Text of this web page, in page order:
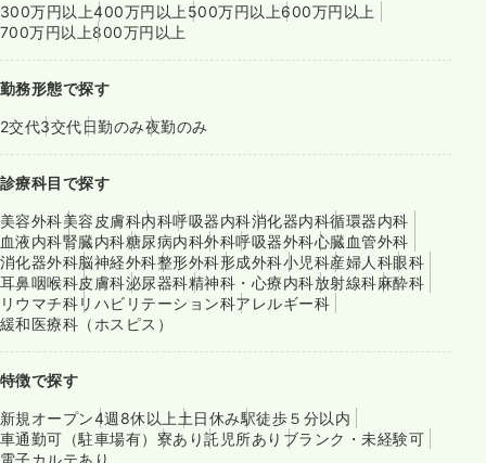
300万円以上400万円以上 500万円以上600万円以上
700万円以上800万円以上
勤務形態で探す
2交代3交代日勤のみ夜勤のみ
診療科目で探す
美容外科美容皮膚科内科呼吸器内科消化器内科循環器内科
血液内科腎臓内科糖尿病内科外科呼吸器外科心臓血管外科
消化器外科脳神経外科整形外科形成外科小児科産婦人科眼科
耳鼻咽喉科皮膚科泌尿器科精神科・心療内科放射線科麻酔科
リウマチ科リハビリテーション科アレルギー科
緩和医療科（ホスピス）
特徴で探す
新規オープン4週8休以上 土日休み駅徒歩５分以内
車通勤可（駐車場有） 寮あり託児所あり ブランク・未経験可
電子カルテあり